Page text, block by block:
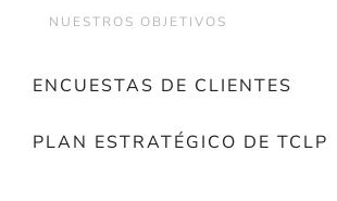
NUESTROS OBJETIVOS
ENCUESTAS DE CLIENTES
PLAN ESTRATÉGICO DE TCLP